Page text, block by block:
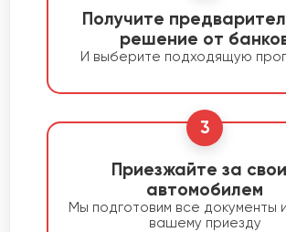
Получите
решение от
И выберите подходящую
3
Приезжайте за
автомобилем
Мы подготовим все документы
вашему приезду